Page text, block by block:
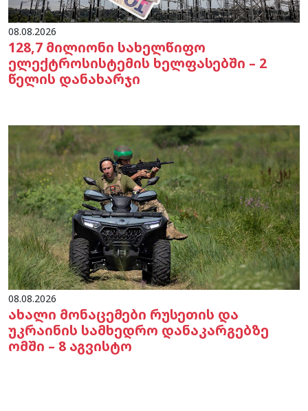
08.08.2026
128,7 მილიონი სახელწიფო
ელექტროსისტემის ხელფასებში – 2
წელის დანახარჯი
08.08.2026
ახალი მონაცემები რუსეთის და
უკრაინის სამხედრო დანაკარგებზე
ომში – 8 აგვისტო